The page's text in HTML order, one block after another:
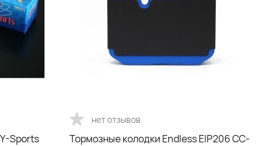
Sports
нет отзывов
Тормозные колодки Endless EIP206 CC-